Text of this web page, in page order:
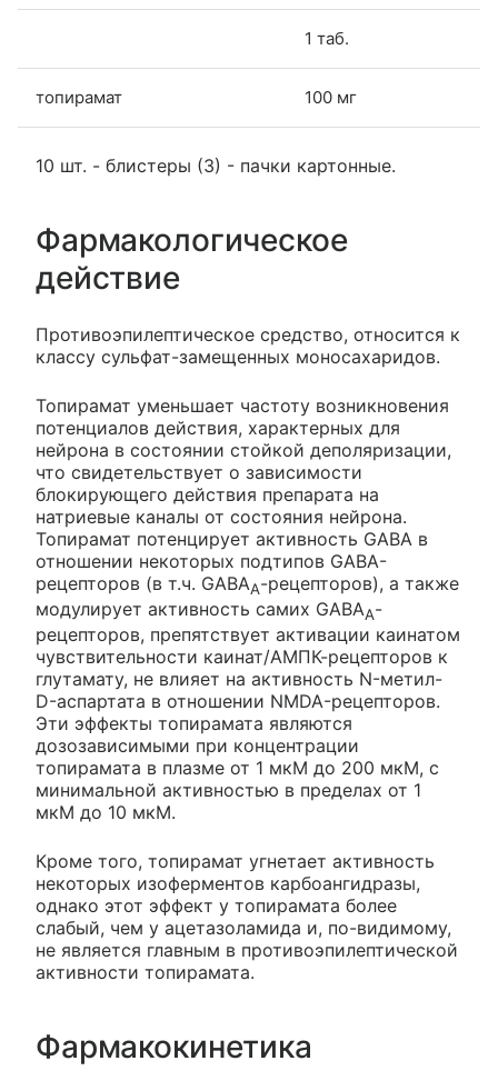
1 таб.
топирамат 100 мг
10 шт. - блистеры (3) - пачки картонные.
Фармакологическое
действие
Противоэпилептическое средство, относится к
классу сульфат-замещенных моносахаридов.
Топирамат уменьшает частоту возникновения
потенциалов действия, характерных для
нейрона в состоянии стойкой деполяризации,
что свидетельствует о зависимости
блокирующего действия препарата на
натриевые каналы от состояния нейрона.
Топирамат потенцирует активность GABA в
отношении некоторых подтипов GABA-
рецепторов (в т.ч. GABAA-рецепторов), а также
модулирует активность самих GABAA-
рецепторов, препятствует активации каинатом
чувствительности каинат/АМПК-рецепторов к
глутамату, не влияет на активность N-метил-
D-аспартата в отношении NMDA-рецепторов.
Эти эффекты топирамата являются
дозозависимыми при концентрации
топирамата в плазме от 1 мкМ до 200 мкМ, с
минимальной активностью в пределах от 1
мкМ до 10 мкМ.
Кроме того, топирамат угнетает активность
некоторых изоферментов карбоангидразы,
однако этот эффект у топирамата более
слабый, чем у ацетазоламида и, по-видимому,
не является главным в противоэпилептической
активности топирамата.
Фармакокинетика